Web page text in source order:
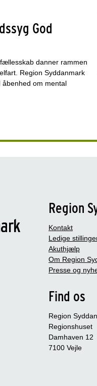
God
danner rammen
Region Syddanmark
åbenhed om mental
Region
Kontakt
Ledige
Akuthjælp
Om Region
Presse og
Find os
Region
Regionshuset
Damhaven 12
7100 Vejle